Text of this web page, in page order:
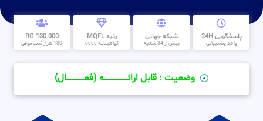
پاسخگویی 24H
واحد پشتیبانی
شبکه جهانی
بیش از 34 شعبه
رتبه MQFL
گواهینامه cess
130.000 RG
130 هزار ثبت موفق
وضعیت : قابل ارائــــــــــــــــــــه (فعـــــــــــــــال)